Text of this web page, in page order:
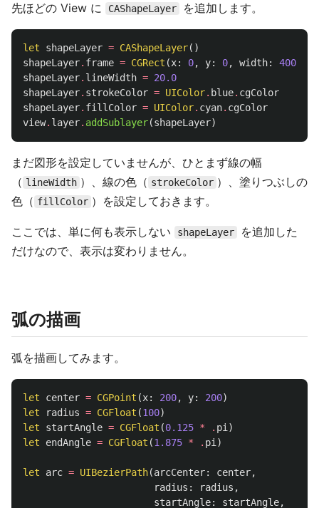
先ほどの View に CAShapeLayer を追加します。
let shapeLayer = CAShapeLayer()
shapeLayer. frame = CGRect (x: 0, y: 0, width: 400
shapeLayer. lineWidth = 20.0
shapeLayer. strokeColor = UIColor. blue. cgColor
shapeLayer. fillColor = UIColor. cyan. cgColor
view. layer. addSublayer(shapeLayer)
まだ図形を設定していませんが、ひとまず線の幅
（ lineWidth ）、線の色（ strokeColor ）、塗りつぶしの
色（ fillColor ）を設定しておきます。
ここでは、単に何も表示しない shapeLayer
を追加した
だけなので、表示は変わりません。
弧の描画
弧を描画してみます。
let center = CGPoint (x: 200, y: 200)
let
radius = CGFloat (100)
let
startAngle = CGFloat (0.125 * . pi)
let
endAngle = CGFloat (1.875 * . pi)
let arc = UIBezierPath(arcCenter: center,
radius : radius ,
startAngle: startAngle,